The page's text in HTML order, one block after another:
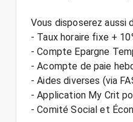
Vous disposerez aussi
- Taux horaire fixe +
- Compte Epargne
- Acompte de paie
- Aides diverses (via
- Application My Crit